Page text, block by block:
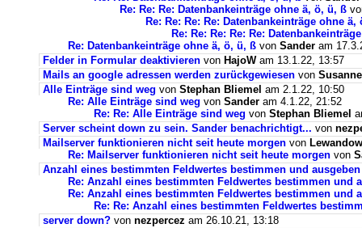
Re: Re: Re: Datenbankeinträge ohne ä, ö, ü, ß
Re: Re: Re: Re: Datenbankeinträge ohne ä,
Re: Re: Re: Re: Re:
Re: Datenbankeinträge ohne ä, ö, ü, ß von Sander am
Felder in Formular deaktivieren von HajoWam 13.1.22, 13:57
Mails an google adressen werden zurückgewiesen von Susanne
Alle Einträge sind weg von Stephan Bliemel am 2.1.22, 10:50
Re: Alle Einträge sind weg von Sander am 4.1.22, 21:52
Re: Re: Alle Einträge sind weg von Stephan Bliemel
Server scheint down zu sein. Sander benachrichtigt... von
Mailserver funktionieren nicht seit heute morgen von
Re: Mailserver funktionieren nicht seit heute morgen von
Anzahl eines bestimmten Feldwertes bestimmen und ausgeben
Re: Anzahl eines bestimmten Feldwertes bestimmen und
Re: Anzahl eines bestimmten Feldwertes bestimmen und
Re: Re: Anzahl eines bestimmten Feldwertes
server down? von nezpercez am 26.10.21, 13:18